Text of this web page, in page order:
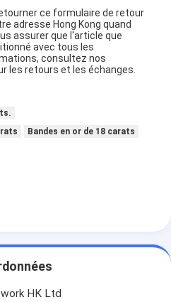
ce formulaire de retour
adresse Hong Kong quand
assurer que l'article que
avec tous les
consultez nos
les retours et les échanges.
Bandes en or de 18 carats
HK Ltd